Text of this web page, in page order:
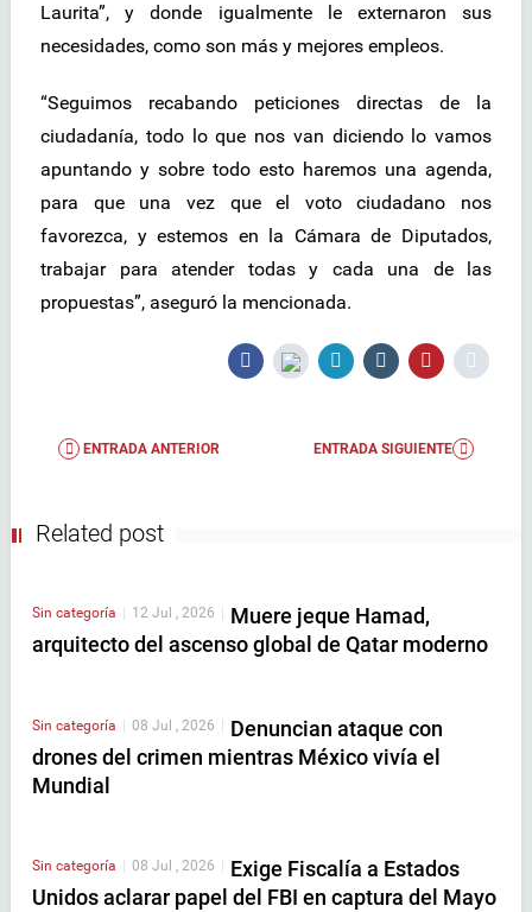
Laurita”, y donde igualmente le externaron sus
necesidades, como son más y mejores empleos.
“Seguimos recabando peticiones directas de la
ciudadanía, todo lo que nos van diciendo lo vamos
apuntando y sobre todo esto haremos una agenda,
para que una vez que el voto ciudadano nos
favorezca, y estemos en la Cámara de Diputados,
trabajar para atender todas y cada una de las
propuestas”, aseguró la mencionada.
ENTRADA ANTERIOR ENTRADA SIGUIENTE
Related post
Sin categoría 12 Jul , 2026
Muere jeque Hamad,
arquitecto del ascenso global de Qatar moderno
Sin categoría | 08 Jul , 2026 | Denuncian ataque con
drones del crimen mientras México vivía el
Mundial
Sin categoría 08 Jul , 2026
Exige Fiscalía a Estados
Unidos aclarar papel del FBI en captura del Mayo